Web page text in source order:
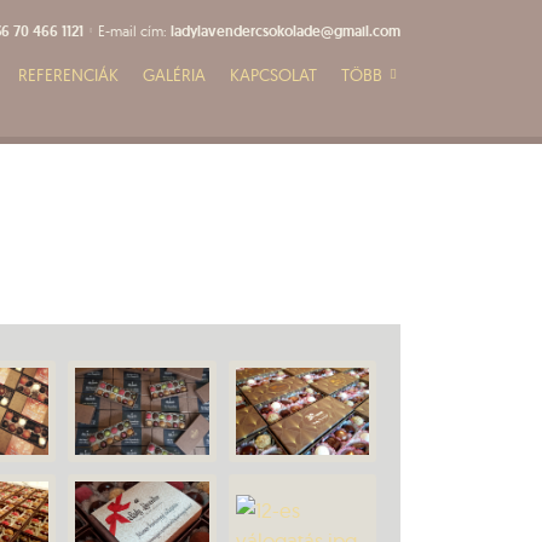
REFERENCIÁK GALÉRIA KAPCSOLAT TÖBB
70 466 1121 E-mail cím: ladylavendercsokolade@gmail.com